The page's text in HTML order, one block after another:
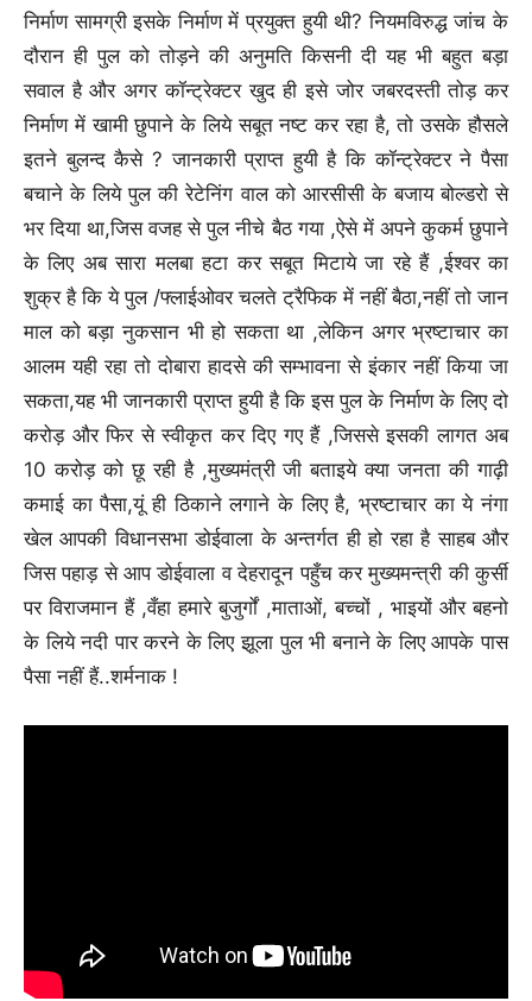
निर्माण सामग्री इसके निर्माण में प्रयुक्त हुयी थी? नियमविरुद्ध जांच के
दौरान ही पुल को तोड़ने की अनुमति किसनी दी यह भी बहुत बड़ा
सवाल है और अगर कॉन्ट्रेक्टर खुद ही इसे जोर जबरदस्ती तोड़ कर
निर्माण में खामी छुपाने के लिये सबूत नष्ट कर रहा है, तो उसके हौसले
इतने बुलन्द कैसे ? जानकारी प्राप्त हुयी है कि कॉन्ट्रेक्टर ने पैसा
बचाने के लिये पुल की रेटेनिंग वाल को आरसीसी के बजाय बोल्डरो से
भर दिया था,जिस वजह से पुल नीचे बैठ गया ,ऐसे में अपने कुकर्म छुपाने
के लिए अब सारा मलबा हटा कर सबूत मिटाये जा रहे हैं ,ईश्वर का
शुक्र है कि ये पुल /फ्लाईओवर चलते ट्रैफिक में नहीं बैठा,नहीं तो जान
माल को बड़ा नुकसान भी हो सकता था ,लेकिन अगर भ्रष्टाचार का
आलम यही रहा तो दोबारा हादसे की सम्भावना से इंकार नहीं किया जा
सकता,यह भी जानकारी प्राप्त हुयी है कि इस पुल के निर्माण के लिए दो
करोड़ और फिर से स्वीकृत कर दिए गए हैं ,जिससे इसकी लागत अब
10 करोड़ को छू रही है ,मुख्यमंत्री जी बताइये क्या जनता की गाढ़ी
कमाई का पैसा,यूं ही ठिकाने लगाने के लिए है, भ्रष्टाचार का ये नंगा
खेल आपकी विधानसभा डोईवाला के अन्तर्गत ही हो रहा है साहब और
जिस पहाड़ से आप डोईवाला व देहरादून पहुँच कर मुख्यमन्त्री की कुर्सी
पर विराजमान हैं ,वँहा हमारे बुजुर्गों ,माताओं, बच्चों , भाइयों और बहनो
के लिये नदी पार करने के लिए झूला पुल भी बनाने के लिए आपके पास
पैसा नहीं हैं..शर्मनाक !